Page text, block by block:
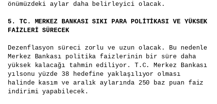
önümüzdeki aylar daha belirleyici olacak.
5.
TC. MERKEZ BANKASI SIKI PARA POLİTİKASI VE YÜKSEK
FAİZLERİ SÜRECEK
Dezenflasyon süreci zorlu ve uzun olacak. Bu nedenle
Merkez Bankası politika faizlerinin bir süre daha
yüksek kalacağı tahmin ediliyor. T.C. Merkez Bankası
yılsonu yüzde 38 hedefine yaklaşılıyor olması
halinde kasım ve aralık aylarında 250 baz puan faiz
indirimi yapabilecek.